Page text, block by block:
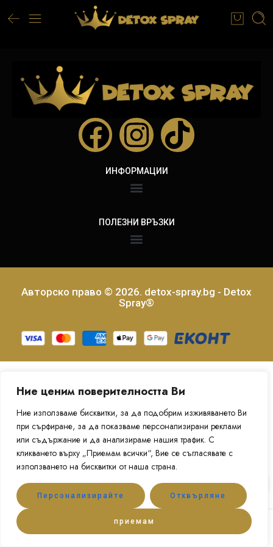
Ние ценим поверителността Ви
Ние използваме бисквитки, за да подобрим изживяването Ви
при сърфиране, за да показваме персонализирани реклами
или съдържание и да анализираме нашия трафик. С
кликването върху „Приемам всички“, Вие се съгласявате с
използването на бисквитки от наша страна.
Персонализирайте Отхвърляне
приемам
ИНФОРМАЦИИ
ПОЛЕЗНИ ВРЪЗКИ
Авторско право © 2026. detox-spray.bg - Detox
Spray®
Shop Categories Account Wishlist